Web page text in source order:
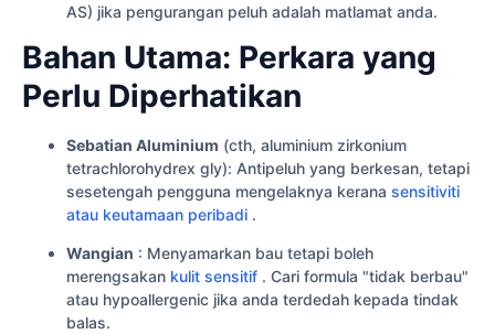
AS) jika pengurangan peluh adalah matlamat anda.
Bahan Utama: Perkara yang
Perlu Diperhatikan
Sebatian Aluminium (cth, aluminium zirkonium
tetrachlorohydrex gly): Antipeluh yang berkesan, tetapi
sesetengah pengguna mengelaknya kerana sensitiviti
atau keutamaan peribadi .
Wangian : Menyamarkan bau tetapi boleh
merengsakan kulit sensitif . Cari formula "tidak berbau"
atau hypoallergenic jika anda terdedah kepada tindak
balas.